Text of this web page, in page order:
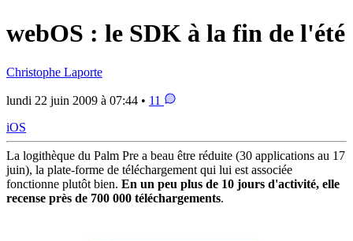
webOS : le SDK à la fin de l'été
Christophe Laporte
lundi 22 juin 2009 à 07:44 • 11
iOS
La logithèque du Palm Pre a beau être réduite (30 applications au 17
juin), la plate-forme de téléchargement qui lui est associée
fonctionne plutôt bien. En un peu plus de 10 jours d'activité, elle
recense près de 700 000 téléchargements.